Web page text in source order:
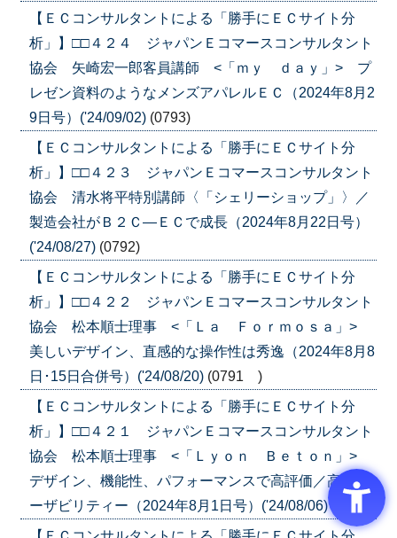
【ＥＣコンサルタントによる「勝手にＥＣサイト分
析」】□□４２４ ジャパンＥコマースコンサルタント
協会 矢崎宏一郎客員講師 <「ｍｙ ｄａｙ」> プ
レゼン資料のようなメンズアパレルＥＣ（2024年8月2
9日号）('24/09/02) (0793)
【ＥＣコンサルタントによる「勝手にＥＣサイト分
析」】□□４２３ ジャパンＥコマースコンサルタント
協会 清水将平特別講師〈「シェリーショップ」〉／
製造会社がＢ２Ｃ―ＥＣで成長（2024年8月22日号）
('24/08/27) (0792)
【ＥＣコンサルタントによる「勝手にＥＣサイト分
析」】□□４２２ ジャパンＥコマースコンサルタント
協会 松本順士理事 <「Ｌａ Ｆｏｒｍｏｓａ」>
美しいデザイン、直感的な操作性は秀逸（2024年8月8
日･15日合併号）('24/08/20) (0791 )
【ＥＣコンサルタントによる「勝手にＥＣサイト分
析」】□□４２１ ジャパンＥコマースコンサルタント
協会 松本順士理事 <「Ｌｙｏｎ Ｂｅｔｏｎ」>
デザイン、機能性、パフォーマンスで高評価／高いユ
ーザビリティー（2024年8月1日号）('24/08/06) (0790)